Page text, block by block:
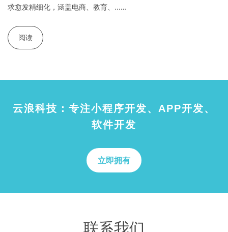
求愈发精细化，涵盖电商、教育、...…
阅读
云浪科技：专注小程序开发、APP开发、
软件开发
立即拥有
联系我们